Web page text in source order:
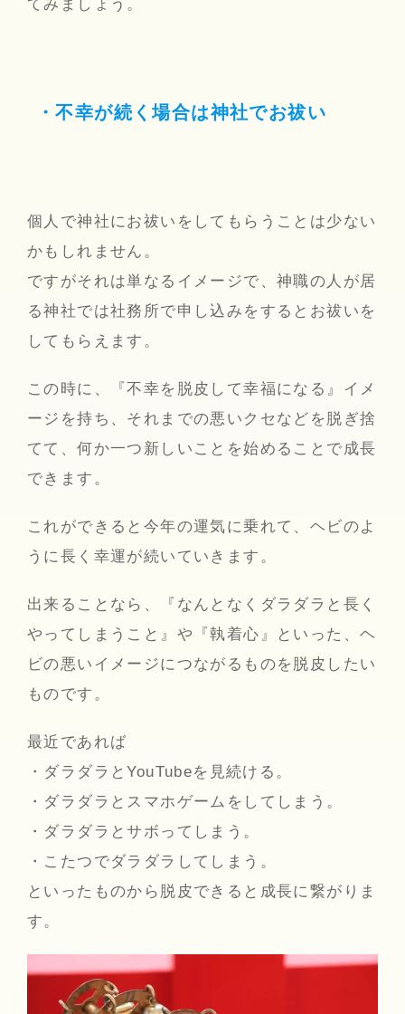
てみましょう。
・不幸が続く場合は神社でお祓い
個人で神社にお祓いをしてもらうことは少ない
かもしれません。
ですがそれは単なるイメージで、神職の人が居
る神社では社務所で申し込みをするとお祓いを
してもらえます。
この時に、『不幸を脱皮して幸福になる』イメ
ージを持ち、それまでの悪いクセなどを脱ぎ捨
てて、何か一つ新しいことを始めることで成長
できます。
これができると今年の運気に乗れて、ヘビのよ
うに長く幸運が続いていきます。
出来ることなら、『なんとなくダラダラと長く
やってしまうこと』や『執着心』といった、ヘ
ビの悪いイメージにつながるものを脱皮したい
ものです。
最近であれば
・ダラダラとYouTubeを見続ける。
・ダラダラとスマホゲームをしてしまう。
・ダラダラとサボってしまう。
・こたつでダラダラしてしまう。
といったものから脱皮できると成長に繋がりま
す。